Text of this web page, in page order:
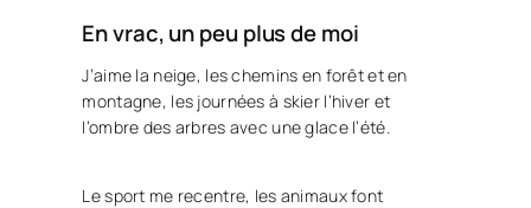
En vrac, un peu plus de moi
J’aime la neige, les chemins en forêt et en
montagne, les journées à skier l’hiver et
l’ombre des arbres avec une glace l’été.
Le sport me recentre, les animaux font